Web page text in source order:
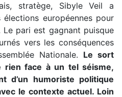
stratège, Sibyle Veil a
européennes pour
pari est gagnant puisque
vers les conséquences
Nationale. Le sort
rien face à un tel séisme,
d’un humoriste politique
le contexte actuel. Loin